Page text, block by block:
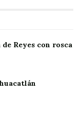
mexicana
un
para el
Reyes con rosca